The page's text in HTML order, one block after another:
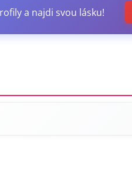
a najdi svou lásku!